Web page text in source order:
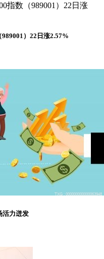
）22日涨2.57%
活力迸发